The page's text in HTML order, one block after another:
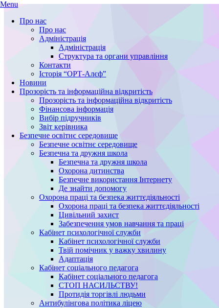
Menu
Про нас
Про нас
Адміністрація
Адміністрація
Структура та органи управління
Контакти
Історія “ОРТ-Алєф”
Новини
Прозорість та інформаційна відкритість
Прозорість та інформаційна відкритість
Фінансова інформація
Вибір підручників
Звіт керівника
Безпечне освітнє середовище
Безпечне освітнє середовище
Безпечна та дружня школа
Безпечна та дружня школа
Охорона дитинства
Безпечне використання Інтернету
Де знайти допомогу
Охорона праці та безпека життєдіяльності
Охорона праці та безпека життєдіяльності
Цивільний захист
Забезпечення умов навчання та праці
Кабінет психологічної служби
Кабінет психологічної служби
Твій помічник у важку хвилину
Адаптація
Кабінет соціального педагога
Кабінет соціального педагога
СТОП НАСИЛЬСТВУ!
Протидія торгівлі людьми
Антибулінгова політика ліцею